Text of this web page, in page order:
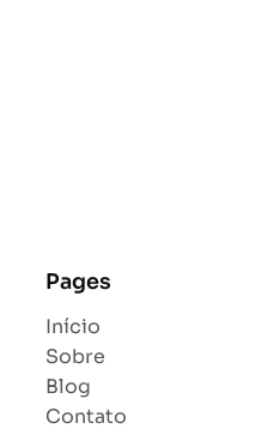
Pages
Início
Sobre
Blog
Contato